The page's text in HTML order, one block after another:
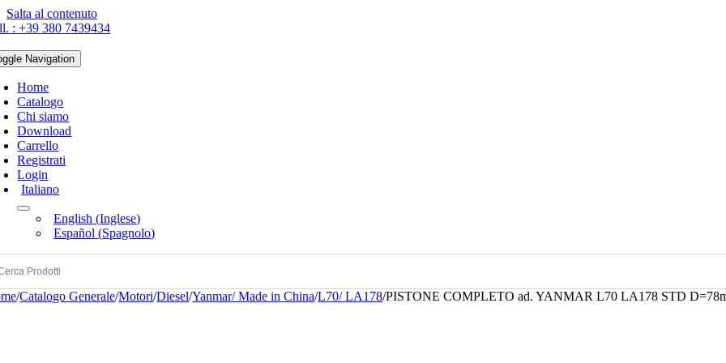
Salta al contenuto
: +39 380 7439434
Navigation
Home
Catalogo
Chi siamo
Download
Carrello
Registrati
Login
Italiano
English (Inglese)
Español (Spagnolo)
/Catalogo Generale/Motori/Diesel/Yanmar/ Made in China/L70/ LA178/PISTONE COMPLETO ad. YANMAR L70 LA178 STD